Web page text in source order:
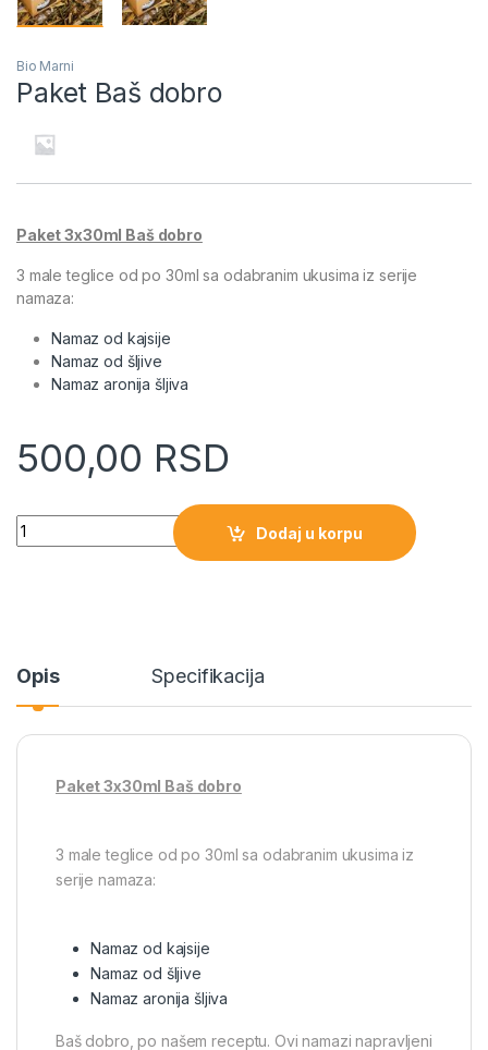
Bio Marni
Paket Baš dobro
Paket 3x30ml Baš dobro
3 male teglice od po 30ml sa odabranim ukusima iz serije
namaza:
Namaz od kajsije
Namaz od šljive
Namaz aronija šljiva
500,00 RSD
Quantity
Dodaj u korpu
Opis Specifikacija
Paket 3x30ml Baš dobro
3 male teglice od po 30ml sa odabranim ukusima iz
serije namaza:
Namaz od kajsije
Namaz od šljive
Namaz aronija šljiva
Baš dobro, po našem receptu. Ovi namazi napravljeni